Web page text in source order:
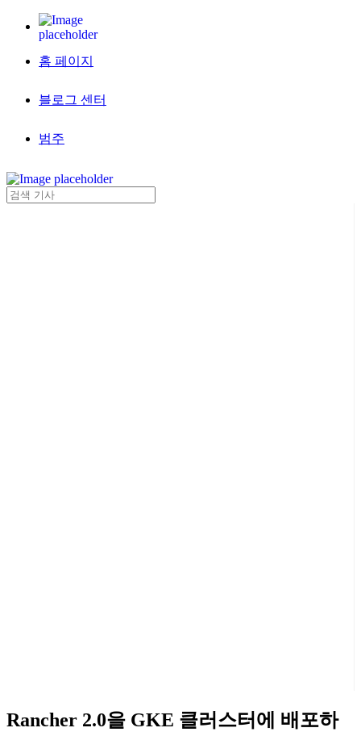
홈 페이지
블로그 센터
범주
Rancher 2.0을 GKE 클러스터에 배포하